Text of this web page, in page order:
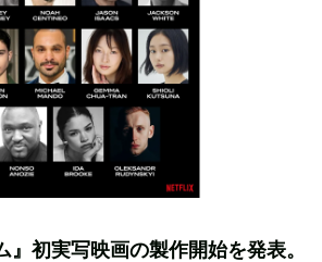
初実写映画の製作開始を発表。